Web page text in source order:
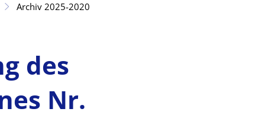
Archiv 2025-2020
des
Nr.